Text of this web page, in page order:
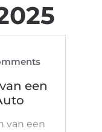
een
van een